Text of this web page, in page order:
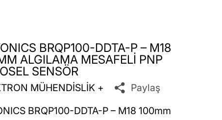
BRQP100-DDTA-P – M18
ALGILAMA MESAFELI PNP
SENSÖR
MÜHENDİSLİK +
Paylaş
BRQP100-DDTA-P – M18 100mm